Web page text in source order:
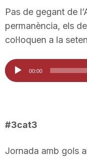
Pas de gegant de
permanència, els
col·loquen a la
Reproductor
d'àudio
00:00
#3cat3
Jornada amb gols